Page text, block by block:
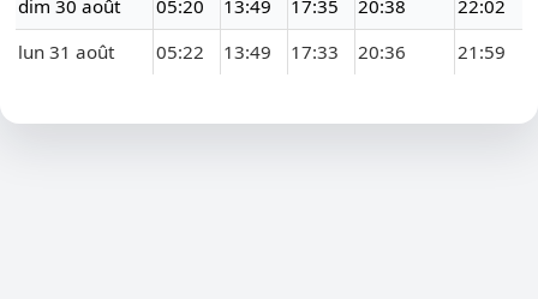
dim 30 août
05:20 13:49 17:35 20:38
22:02
lun 31 août
05:22 13:49 17:33 20:36 21:59